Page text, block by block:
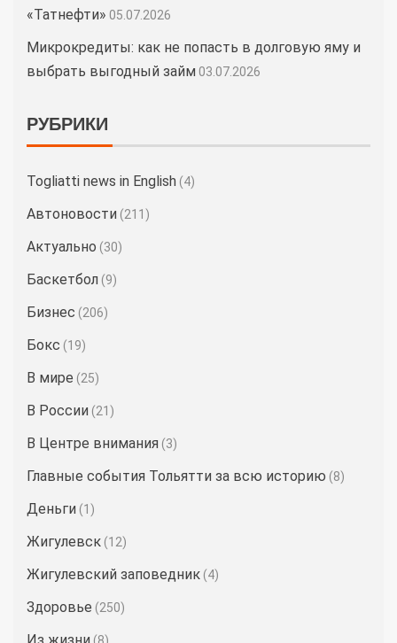
«Татнефти» 05.07.2026
Микрокредиты: как не попасть в долговую яму и
выбрать выгодный займ 03.07.2026
РУБРИКИ
Togliatti news in English (4)
Автоновости (211)
Актуально (30)
Баскетбол (9)
Бизнес (206)
Бокс (19)
В мире (25)
В России (21)
В Центре внимания (3)
Главные события Тольятти за всю историю (8)
Деньги (1)
Жигулевск (12)
Жигулевский заповедник (4)
Здоровье (250)